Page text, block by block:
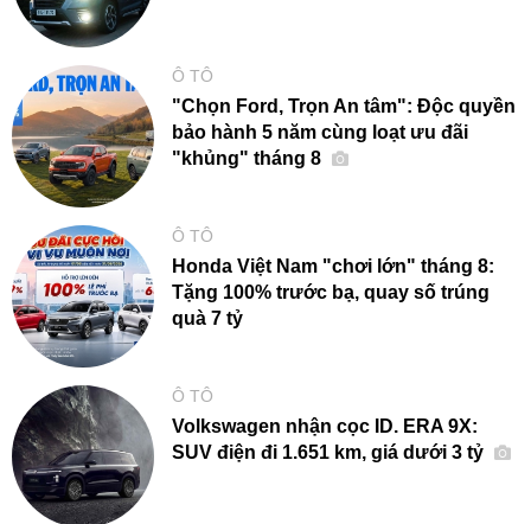
Ô TÔ
"Chọn Ford, Trọn An tâm": Độc quyền
bảo hành 5 năm cùng loạt ưu đãi
"khủng" tháng 8
Ô TÔ
Honda Việt Nam "chơi lớn" tháng 8:
Tặng 100% trước bạ, quay số trúng
quà 7 tỷ
Ô TÔ
Volkswagen nhận cọc ID. ERA 9X:
SUV điện đi 1.651 km, giá dưới 3 tỷ